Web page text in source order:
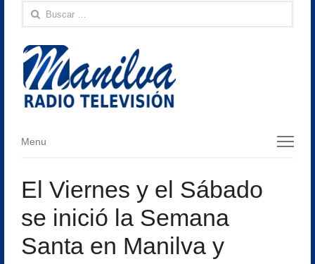
Buscar:
Menu
Menu
El Viernes y el Sábado
se inició la Semana
Santa en Manilva y